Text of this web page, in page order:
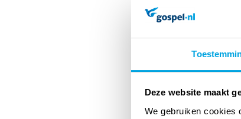
Deze website maakt
We gebruiken cookies